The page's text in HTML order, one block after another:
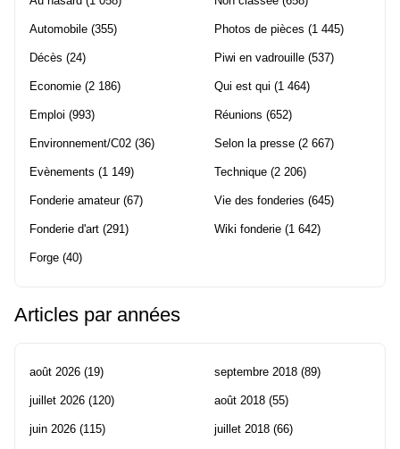
Automobile (355)
Décès (24)
Economie (2 186)
Emploi (993)
Environnement/C02 (36)
Evènements (1 149)
Fonderie amateur(67)
Fonderie d'art (291)
Forge (40)
Photos de pièces (1 445)
Piwi en vadrouille (537)
Qui est qui (1 464)
Réunions (652)
Selon la presse (2 667)
Technique (2 206)
Vie des fonderies (645)
Wiki fonderie (1 642)
Articles par années
août 2026 (19)
juillet 2026 (120)
juin 2026 (115)
septembre 2018 (89)
août 2018 (55)
juillet 2018 (66)